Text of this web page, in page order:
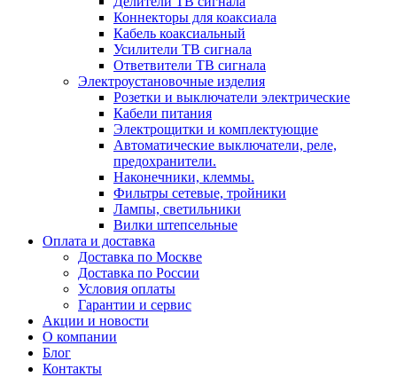
Коннекторы для коаксиала
Кабель коаксиальный
Усилители ТВ сигнала
Ответвители ТВ сигнала
Электроустановочные изделия
Розетки и выключатели электрические
Кабели питания
Электрощитки и комплектующие
Автоматические выключатели, реле,
предохранители.
Наконечники, клеммы.
Фильтры сетевые, тройники
Лампы, светильники
Вилки штепсельные
Оплата и доставка
Доставка по Москве
Доставка по России
Условия оплаты
Гарантии и сервис
Акции и новости
О компании
Блог
Контакты